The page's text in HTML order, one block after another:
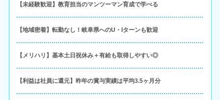
【未経験歓迎】教育担当のマンツーマン育成で学べる
【地域密着】転勤なし！岐阜県へのU・Iターンも歓迎
【メリハリ】基本土日祝休み＋有給も取得しやすい◎
【利益は社員に還元】昨年の賞与実績は平均3.5ヶ月分